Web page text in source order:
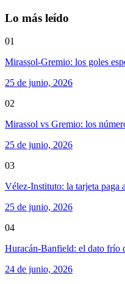
Lo más leído
01
Mirassol-Gremio: los goles
25 de junio, 2026
02
Mirassol vs Gremio: los
25 de junio, 2026
03
Vélez-Instituto: la tarjeta paga
25 de junio, 2026
04
Huracán-Banfield: el dato frío
24 de junio, 2026